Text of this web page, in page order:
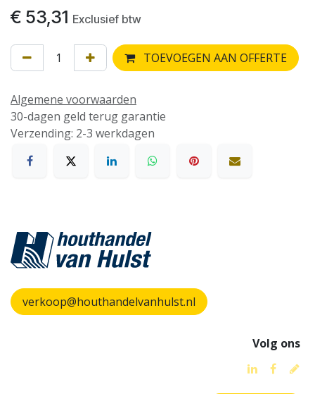
€ 53,31 Exclusief btw
TOEVOEGEN AAN OFFERTE
Algemene voorwaarden
30-dagen geld terug garantie
Verzending: 2-3 werkdagen
verkoop@houthandelvanhulst.nl
Volg ons